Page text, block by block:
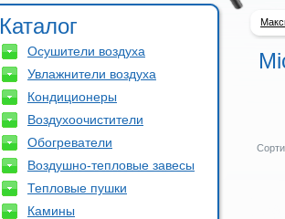
Каталог
Осушители воздуха
Увлажнители воздуха
Кондиционеры
Воздухоочистители
Обогреватели
Воздушно-тепловые завесы
Тепловые пушки
Камины